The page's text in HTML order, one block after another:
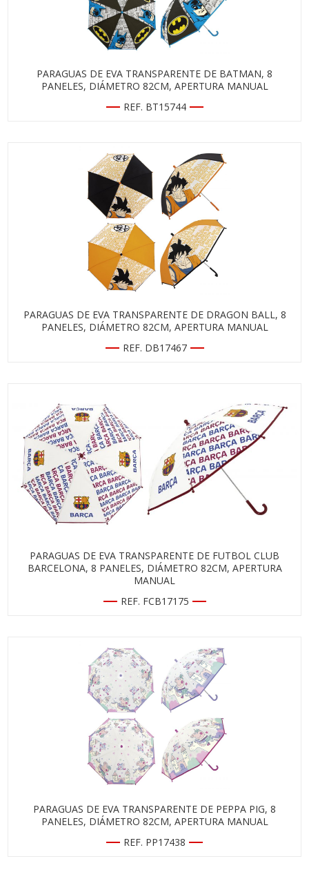
PARAGUAS DE EVA TRANSPARENTE DE BATMAN, 8
PANELES, DIÁMETRO 82CM, APERTURA MANUAL
REF. BT15744
PARAGUAS DE EVA TRANSPARENTE DE DRAGON BALL, 8
PANELES, DIÁMETRO 82CM, APERTURA MANUAL
REF. DB17467
PARAGUAS DE EVA TRANSPARENTE DE FUTBOL CLUB
BARCELONA, 8 PANELES, DIÁMETRO 82CM, APERTURA
MANUAL
REF. FCB17175
PARAGUAS DE EVA TRANSPARENTE DE PEPPA PIG, 8
PANELES, DIÁMETRO 82CM, APERTURA MANUAL
REF. PP17438